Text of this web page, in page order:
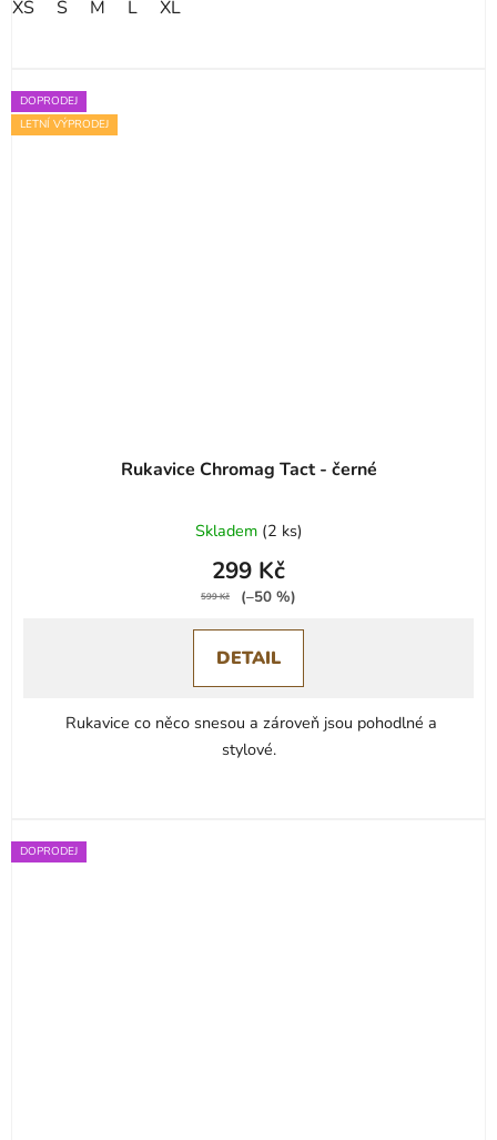
XS S M L XL
DOPRODEJ
LETNÍ VÝPRODEJ
Rukavice Chromag Tact - černé
Skladem (2 ks)
299 Kč
599 Kč (–50 %)
DETAIL
Rukavice co něco snesou a zároveň jsou pohodlné a
stylové.
DOPRODEJ